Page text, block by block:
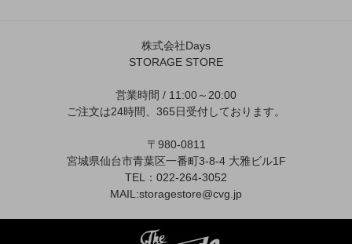
株式会社Days
STORAGE STORE
営業時間 / 11:00～20:00
ご注文は24時間、365日受付しております。
〒980-0811
宮城県仙台市青葉区一番町3-8-4 大雅ビル1F
TEL：022-264-3052
MAIL:storagestore@cvg.jp